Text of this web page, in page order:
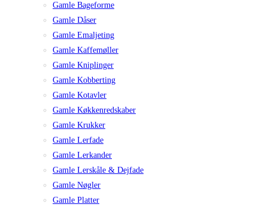
Gamle Bageforme
Gamle Dåser
Gamle Emaljeting
Gamle Kaffemøller
Gamle Kniplinger
Gamle Kobberting
Gamle Kotavler
Gamle Køkkenredskaber
Gamle Krukker
Gamle Lerfade
Gamle Lerkander
Gamle Lerskåle & Dejfade
Gamle Nøgler
Gamle Platter